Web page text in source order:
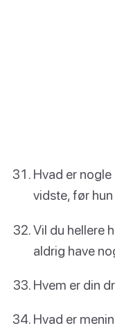
Hvad er
vidste, før
Vil du hellere
aldrig have
Hvem er din
Hvad er